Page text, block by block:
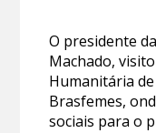
O presidente
Machado,
Humanitária
Brasfemes,
sociais para o